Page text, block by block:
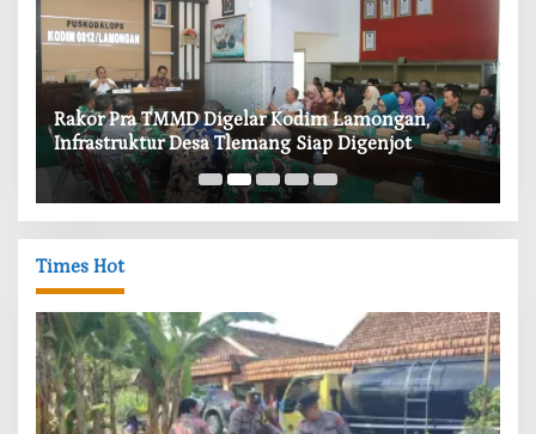
‎Rakor Pra TMMD Digelar Kodim Lamongan,
Infrastruktur Desa Tlemang Siap Digenjot
Times Hot